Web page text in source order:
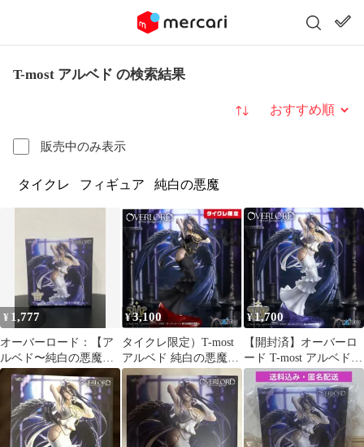
T-most アルベド の検索結果
販売中のみ表示
並び替え
タイクレ フィギュア 純白の悪魔
¥ 1,777
オーバーロード：【ア
ルベド〜純白の悪魔
ver.〜】フィギュア
《T−most》
¥3,100
タイクレ限定）T-most
アルベド 純白の悪魔
ver フィギュア
¥1,700
【開封済】オーバーロ
ード T-most アルベド
フィギュア 純白の悪魔
ver